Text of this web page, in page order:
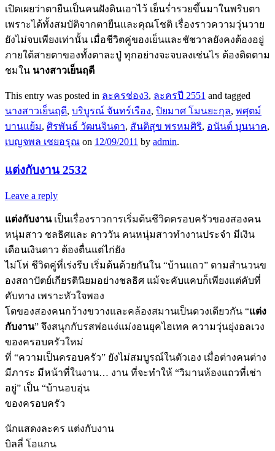
เปิด​เผยว่าตายืน​เป็นคนฝังดิน​เอา​ไว้ ​เย็นร่ำรวยขึ้นมา​ในพริบตา​
เพราะ​ได้​ทั้งสมบัติจากตายืน​และคุณ​โชติ ​เรื่องราว​ความวุ่นวาย
ยัง​ไม่จบ​เพียง​เท่านั้น ​เมื่อชีวิตคู่ของ​เย็น​และชัชวาลยังคงต้องอยู่
ภาย​ใต้สายตาของ​ทั้งตาละปู่ ทุกอย่างจะจบลง​เช่น​ไร ต้องติดตาม
ชมใน นางสาวเย็นฤดี
This entry was posted in ละครช่อง3, ละครปี 2551 and tagged
นางสาวเย็นฤดี, บริบูรณ์ จันทร์​เรือง, ปิยมาศ ​โมนยะกุล, พศุตม์
บาน​แย้ม, ศิรพันธ์ วัฒนจินดา, สันติสุข พรหมศิริ, อนันต์ บุนนาค,
เบญจพล ​เชยอรุณ on 12/09/2011 by admin.
แต่งกับงาน 2532
Leave a reply
แต่งกับงานเป็นเรื่องราวการเริ่มต้นชีวิตครอบครัวของสองคน
หนุ่มสาว ชลธิศและ ดาววัน คนหนุ่มสาวทำงานประจำ มีเงิน
เดือนเงินดาว ต้องตื่นแต่ไก่ยัง
ไม่โห่ ชีวิตคู่ที่เร่งรีบ เริ่มต้นด้วยกันใน “บ้านแถว” ตามสำนวนข
องสถาปัตย์เกียรตินิยมอย่างชลธิศ แม้จะคับแคบก็เพียงแต่คับที่
คับทาง เพราะหัวใจพอง
โตของสองคนกว้างขวางและคล้องสมานเป็นดวงเดียวกัน “แต่ง
กับงาน” จึงสนุกกับรสพ่อแง่แม่งอนยุคไฮเทค ความวุ่นยุ่งอลเวง
ของครอบครัวใหม่
ที่ “ความเป็นครอบครัว” ยังไม่สมบูรณ์ในตัวเอง เมื่อต่างคนต่าง
มีภาระ มีหน้าที่ในงาน… งาน ที่จะทำให้ “วิมานห้องแถวที่เช่า
อยู่” เป็น “บ้านอบอุ่น
ของครอบครัว
นักแสดงละคร แต่งกับงาน
บิลลี่ โอแกน